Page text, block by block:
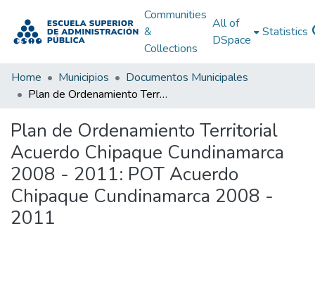
Communities
&
Collections
All of
DSpace
Statistics
Home Municipios
Documentos Municipales
Plan de Ordenamiento Territorial Acuerdo Chipaque Cundinamarca 2008 - 2011: POT Acuerdo Chipaque Cundinamarca 2008 - 2011
Plan de Ordenamiento Territorial
Acuerdo Chipaque Cundinamarca
2008 - 2011: POT Acuerdo
Chipaque Cundinamarca 2008 -
2011